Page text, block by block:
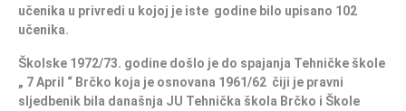
učenika u privredi u kojoj je iste godine bilo upisano 102
učenika.
Školske 1972/73. godine došlo je do spajanja Tehničke škole
„ 7 April “ Brčko koja je osnovana 1961/62 čiji je pravni
sljedbenik bila današnja JU Tehnička škola Brčko i Škole